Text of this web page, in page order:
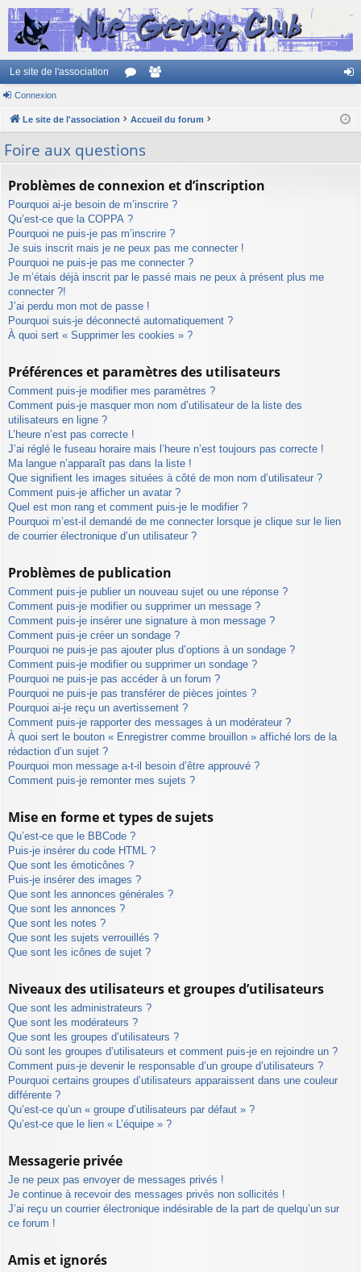
Le site de l'association
u m ne
Connexion
Le site de l'association Accueil du forum
Foire aux questions
Problèmes de connexion et d’inscription
Pourquoi ai-je besoin de m’inscrire ?
Qu’est-ce que la COPPA ?
Pourquoi ne puis-je pas m’inscrire ?
Je suis inscrit mais je ne peux pas me connecter !
Pourquoi ne puis-je pas me connecter ?
Je m’étais déjà inscrit par le passé mais ne peux à présent plus me
connecter ?!
J’ai perdu mon mot de passe !
Pourquoi suis-je déconnecté automatiquement ?
À quoi sert « Supprimer les cookies » ?
Préférences et paramètres des utilisateurs
Comment puis-je modifier mes paramètres ?
Comment puis-je masquer mon nom d’utilisateur de la liste des
utilisateurs en ligne ?
L’heure n’est pas correcte !
J’ai réglé le fuseau horaire mais l’heure n’est toujours pas correcte !
Ma langue n’apparaît pas dans la liste !
Que signifient les images situées à côté de mon nom d’utilisateur ?
Comment puis-je afficher un avatar ?
Quel est mon rang et comment puis-je le modifier ?
Pourquoi m’est-il demandé de me connecter lorsque je clique sur le lien
de courrier électronique d’un utilisateur ?
Problèmes de publication
Comment puis-je publier un nouveau sujet ou une réponse ?
Comment puis-je modifier ou supprimer un message ?
Comment puis-je insérer une signature à mon message ?
Comment puis-je créer un sondage ?
Pourquoi ne puis-je pas ajouter plus d’options à un sondage ?
Comment puis-je modifier ou supprimer un sondage ?
Pourquoi ne puis-je pas accéder à un forum ?
Pourquoi ne puis-je pas transférer de pièces jointes ?
Pourquoi ai-je reçu un avertissement ?
Comment puis-je rapporter des messages à un modérateur ?
À quoi sert le bouton « Enregistrer comme brouillon » affiché lors de la
rédaction d’un sujet ?
Pourquoi mon message a-t-il besoin d’être approuvé ?
Comment puis-je remonter mes sujets ?
Mise en forme et types de sujets
Qu’est-ce que le BBCode ?
Puis-je insérer du code HTML ?
Que sont les émoticônes ?
Puis-je insérer des images ?
Que sont les annonces générales ?
Que sont les annonces ?
Que sont les notes ?
Que sont les sujets verrouillés ?
Que sont les icônes de sujet ?
Niveaux des utilisateurs et groupes d’utilisateurs
Que sont les administrateurs ?
Que sont les modérateurs ?
Que sont les groupes d’utilisateurs ?
Où sont les groupes d’utilisateurs et comment puis-je en rejoindre un ?
Comment puis-je devenir le responsable d’un groupe d’utilisateurs ?
Pourquoi certains groupes d’utilisateurs apparaissent dans une couleur
différente ?
Qu’est-ce qu’un « groupe d’utilisateurs par défaut » ?
Qu’est-ce que le lien « L’équipe » ?
Messagerie privée
Je ne peux pas envoyer de messages privés !
Je continue à recevoir des messages privés non sollicités !
J’ai reçu un courrier électronique indésirable de la part de quelqu’un sur
ce forum !
Amis et ignorés